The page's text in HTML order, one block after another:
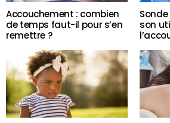
Accouchement : combien
de temps faut-il pour s’en
remettre ?
son